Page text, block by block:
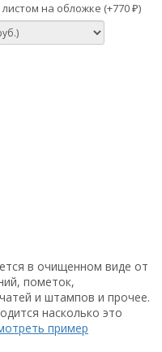
на обложке (+770 ₽)
в очищенном виде от
пометок,
и штампов и прочее.
насколько это
пример